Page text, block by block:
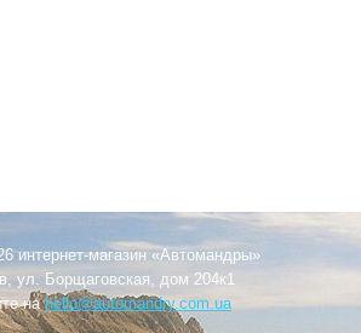
интернет-магазин «Автомандры»
ул. Борщаговская, дом 204к1
наhello@automandry.com.ua